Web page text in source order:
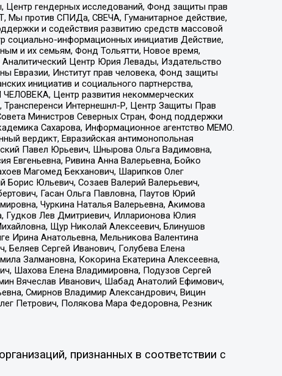
Центр гендерных исследований, Фонд защиты прав
Мы против СПИДа, СВЕЧА, Гуманитарное действие,
и содействия развитию средств массовой
социально-информационных инициатив Действие,
и их семьям, Фонд Тольятти, Новое время,
Аналитический Центр Юрия Левады, Издательство
Евразии, Институт прав человека, Фонд защиты
инициатив и социального партнерства,
Центр развития некоммерческих
Трансперенси Интернешнл-Р, Центр Защиты Прав
Министров Северных Стран, Фонд поддержки
Сахарова, Информационное агентство МЕМО.
вердикт, Евразийская антимонопольная
Павел Юрьевич, Шнырова Ольга Вадимовна,
Евгеньевна, Ривина Анна Валерьевна, Бойко
Магомед Бекханович, Шарипков Олег
Юльевич, Созаев Валерий Валерьевич,
Гасан Ольга Павловна, Паутов Юрий
Чуркина Наталья Валерьевна, Акимова
Гудков Лев Дмитриевич, Илларионова Юлия
Щур Николай Алексеевич, Блинушов
Ирина Анатольевна, Мельникова Валентина
Беляев Сергей Иванович, Голубева Елена
Залмановна, Кокорина Екатерина Алексеевна,
Шахова Елена Владимировна, Подузов Сергей
Вячеслав Иванович, Шабад Анатолий Ефимович,
Смирнов Владимир Александрович, Вицин
Петрович, Полякова Мара Федоровна, Резник
признанных в соответствии с